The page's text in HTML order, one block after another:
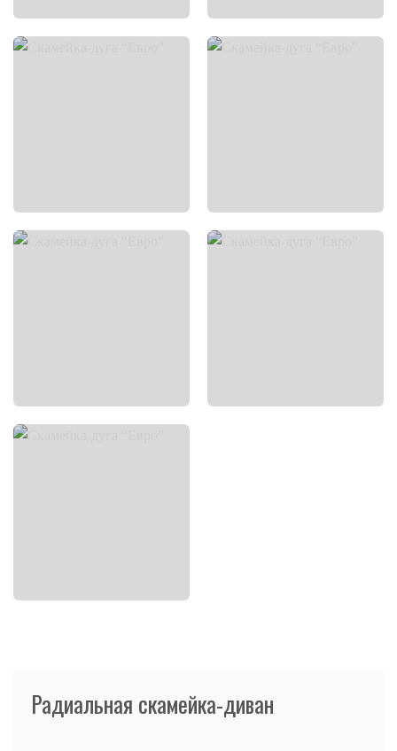
Радиальная скамейка-диван